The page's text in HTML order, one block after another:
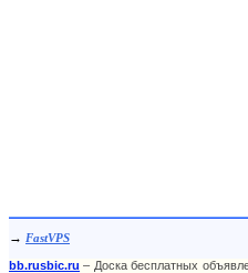
→ FastVPS
bb.rusbic.ru – Доска бесплатных